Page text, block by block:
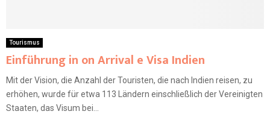
Tourismus
Einführung in on Arrival e Visa Indien
Mit der Vision, die Anzahl der Touristen, die nach Indien reisen, zu
erhöhen, wurde für etwa 113 Ländern einschließlich der Vereinigten
Staaten, das Visum bei...